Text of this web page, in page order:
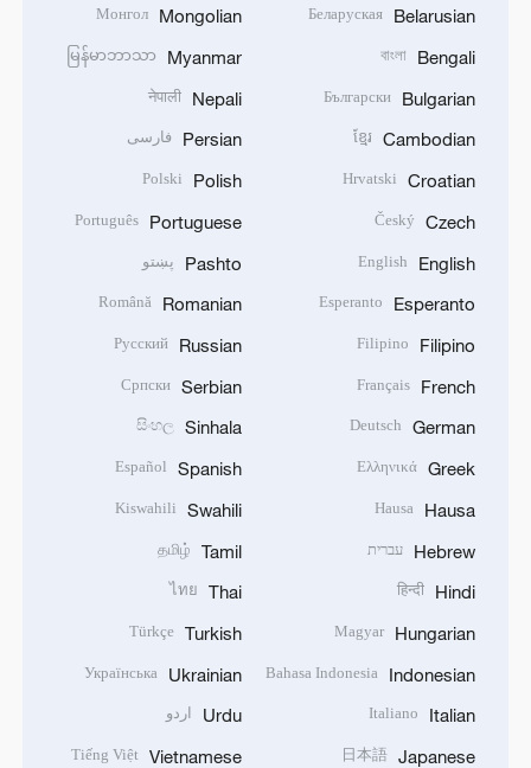
Belarusian
Беларуская
Bengali
বাংলা
Bulgarian
Български
Cambodian
ខ្មែរ
Croatian
Hrvatski
Czech
Český
English
English
Esperanto
Esperanto
Filipino
Filipino
French
Français
German
Deutsch
Greek
Ελληνικά
Hausa
Hausa
Hebrew עברית
Hindi
हिन्दी
Hungarian
Magyar
Indonesian
Bahasa Indonesia
Italian
Italiano
Japanese
日本語
Mongolian
Монгол
Myanmar
မြန်မာဘာသာ
Nepali
नेपाली
Persian فارسی
Polish
Polski
Portuguese
Português
Pashto پښتو
Romanian
Română
Russian
Русский
Serbian
Српски
Sinhala
සිංහල
Spanish
Español
Swahili
Kiswahili
Tamil
தமிழ்
Thai
ไทย
Turkish
Türkçe
Ukrainian
Українська
Urdu اردو
Vietnamese
Tiếng Việt